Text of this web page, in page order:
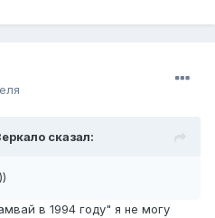
сказал:
в 1994 году" я не могу